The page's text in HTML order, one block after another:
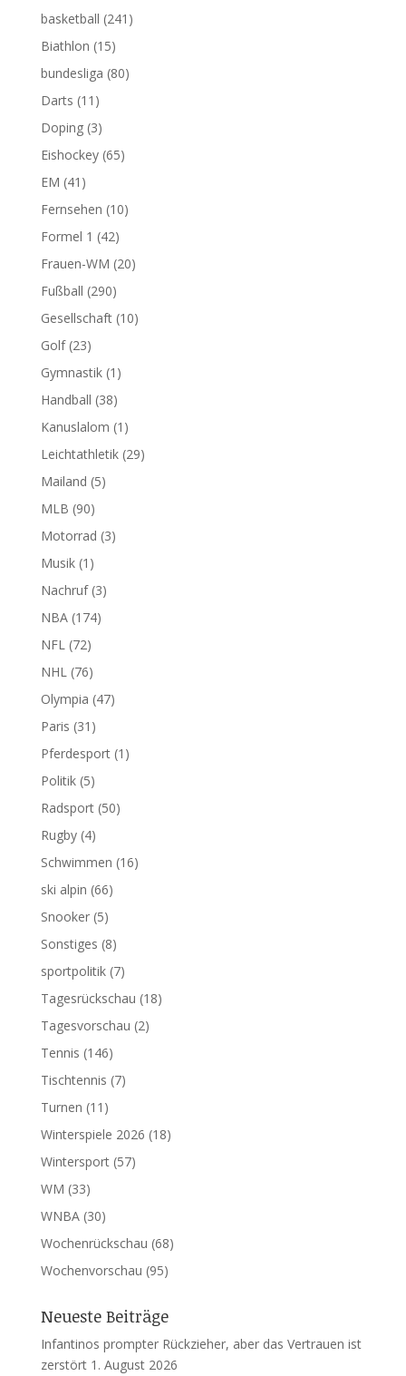
basketball (241)
Biathlon (15)
bundesliga (80)
Darts (11)
Doping(3)
Eishockey(65)
EM (41)
Fernsehen (10)
Formel 1 (42)
Frauen-WM (20)
Fußball (290)
Gesellschaft(10)
Golf(23)
Gymnastik(1)
Handball (38)
Kanuslalom (1)
Leichtathletik(29)
Mailand (5)
MLB (90)
Motorrad (3)
Musik(1)
Nachruf(3)
NBA(174)
NFL(72)
NHL(76)
Olympia (47)
Paris (31)
Pferdesport(1)
Politik(5)
Radsport(50)
Rugby(4)
Schwimmen (16)
ski alpin (66)
Snooker(5)
Sonstiges (8)
sportpolitik(7)
Tagesrückschau (18)
Tagesvorschau (2)
Tennis (146)
Tischtennis (7)
Turnen (11)
Winterspiele 2026 (18)
Wintersport(57)
WM (33)
WNBA(30)
Wochenrückschau (68)
Wochenvorschau (95)
Neueste Beiträge
Infantinos prompter Rückzieher, aber das Vertrauen ist
zerstört 1. August 2026